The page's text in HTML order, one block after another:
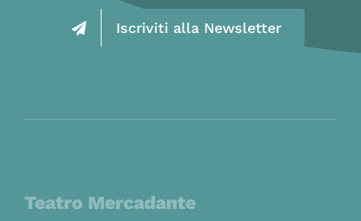
Iscriviti alla Newsletter
Teatro Mercadante